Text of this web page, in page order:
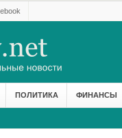
ПОЛИТИКА ФИНАНСЫ